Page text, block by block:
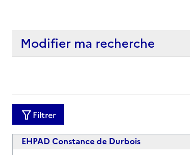
Modifier ma recherche
Filtrer
EHPAD Constance de Durbois